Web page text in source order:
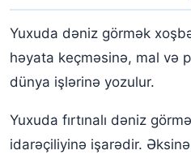
Yuxuda dəniz görmək
həyata keçməsinə, mal və
dünya işlərinə yozulur.
Yuxuda fırtınalı dəniz
idarəçiliyinə işarədir.